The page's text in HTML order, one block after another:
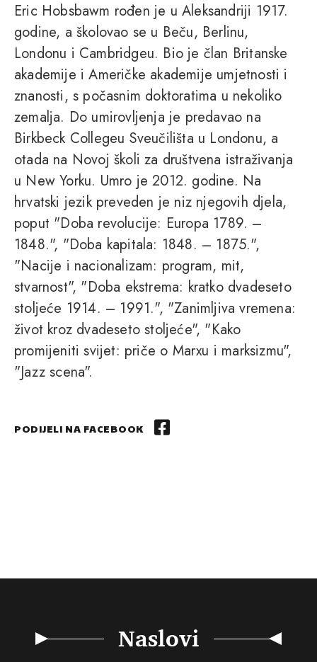
Eric Hobsbawm rođen je u Aleksandriji 1917.
godine, a školovao se u Beču, Berlinu,
Londonu i Cambridgeu. Bio je član Britanske
akademije i Američke akademije umjetnosti i
znanosti, s počasnim doktoratima u nekoliko
zemalja. Do umirovljenja je predavao na
Birkbeck Collegeu Sveučilišta u Londonu, a
otada na Novoj školi za društvena istraživanja
u New Yorku. Umro je 2012. godine. Na
hrvatski jezik preveden je niz njegovih djela,
poput "Doba revolucije: Europa 1789. –
1848.", "Doba kapitala: 1848. – 1875.",
"Nacije i nacionalizam: program, mit,
stvarnost", "Doba ekstrema: kratko dvadeseto
stoljeće 1914. – 1991.", "Zanimljiva vremena:
život kroz dvadeseto stoljeće", "Kako
promijeniti svijet: priče o Marxu i marksizmu",
"Jazz scena".
PODIJELI NA FACEBOOK
Naslovi